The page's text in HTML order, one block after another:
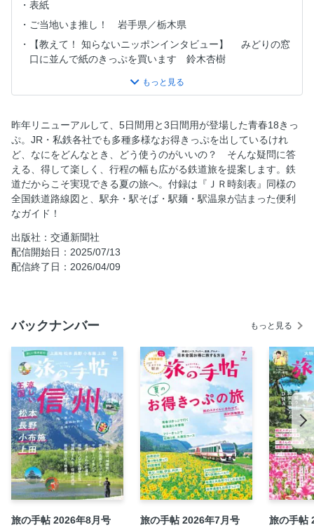
表紙
ご当地いま推し！ 岩手県／栃木県
【教えて！ 知らないニッポンインタビュー】 みどりの窓
口に並んで紙のきっぷを買います 鈴木杏樹
大特集 使い方自由、行き先自由な旅 気ままに青春18きっ
『JR時刻表』編集部PRESENTS ワザあり＆着地型 青春18
きっぷ5日間の旅
【札幌発】 青春18きっぷ 道内ぐるっと回遊！ 食も絶景
もよくばる夏旅 釧網本線・富良野線ほか
新しくなった青春18きっぷの使い方
【仙台発】 東日本のんびり旅パス① 歴史と風習にふれ
る東北ヘリテージ紀行
【東京発】 東日本のんびり旅パス② 高原を越え秘境を
ゆく納涼ローカル線
【熱海発】 JR東海＆16私鉄 乗り鉄☆たびきっぷ 7私鉄
【高松発】 四国フリーきっぷ 水や自然に絶景。四国のい
いとこどり
【博多発】 旅名人の九州満喫きっぷ① 2300年の時空を
辿る鉄路の旅
【博多発】 旅名人の九州満喫きっぷ② 有明海・八代
海・東シナ海 夏の九州 海くらべ
【名古屋発】 南紀・熊野古道フリーきっぷ 伊勢路のハイ
ライトをいいとこどり
【浅草発】 デジタル奥日光・湯元温泉フリーパス 往復の
昨年リニューアルして、5日間用と3日間用が登場した青春18きっ
ぷ。JR・私鉄各社でも多種多様なお得きっぷを出しているけれ
ど、なにをどんなとき、どう使うのがいいの？ そんな疑問に答
える、得して楽しく、行程の幅も広がる鉄道旅を提案します。鉄
道だからこそ実現できる夏の旅へ。付録は『ＪＲ時刻表』同様の
全国鉄道路線図と、駅弁・駅そば・駅麺・駅温泉が詰まった便利
なガイド！
出版社：交通新聞社
配信開始日：2025/07/13
配信終了日：2026/04/09
バックナンバー もっと見る
旅の手帖 2026年8月号 旅の手帖 2026年7月号 旅の手帖